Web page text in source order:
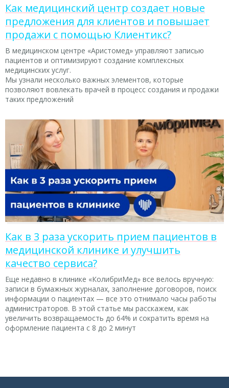
Как медицинский центр создает новые
предложения для клиентов и повышает
продажи с помощью Клиентикс?
В медицинском центре «Аристомед» управляют записью
пациентов и оптимизируют создание комплексных
медицинских услуг.
Мы узнали несколько важных элементов, которые
позволяют вовлекать врачей в процесс создания и продажи
таких предложений
Как в 3 раза ускорить прием пациентов в
медицинской клинике и улучшить
качество сервиса?
Еще недавно в клинике «КолибриМед» все велось вручную:
записи в бумажных журналах, заполнение договоров, поиск
информации о пациентах — все это отнимало часы работы
администраторов. В этой статье мы расскажем, как
увеличить возвращаемость до 64% и сократить время на
оформление пациента с 8 до 2 минут